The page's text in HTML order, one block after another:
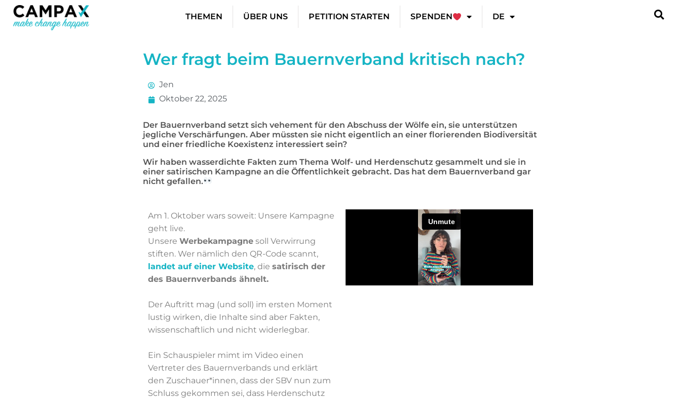
THEMEN ÜBER UNS PETITION STARTEN SPENDEN DE
Wer fragt beim Bauernverband kritisch nach?
Jen
Oktober 22, 2025
Der Bauernverband setzt sich vehement für den Abschuss der Wölfe ein, sie unterstützen
jegliche Verschärfungen. Aber müssten sie nicht eigentlich an einer florierenden Biodiversität
und einer friedliche Koexistenz interessiert sein?
Wir haben wasserdichte Fakten zum Thema Wolf- und Herdenschutz gesammelt und sie in
einer satirischen Kampagne an die Öffentlichkeit gebracht. Das hat dem Bauernverband gar
nicht gefallen.
Am 1. Oktober wars soweit: Unsere Kampagne
geht live.
Unsere Werbekampagne soll Verwirrung
stiften. Wer nämlich den QR-Code scannt,
landet auf einer Website, die satirisch der
des Bauernverbands ähnelt.
Der Auftritt mag (und soll) im ersten Moment
lustig wirken, die Inhalte sind aber Fakten,
wissenschaftlich und nicht widerlegbar.
Ein Schauspieler mimt im Video einen
Vertreter des Bauernverbands und erklärt
den Zuschauer*innen, dass der SBV nun zum
Schluss gekommen sei, dass Herdenschutz